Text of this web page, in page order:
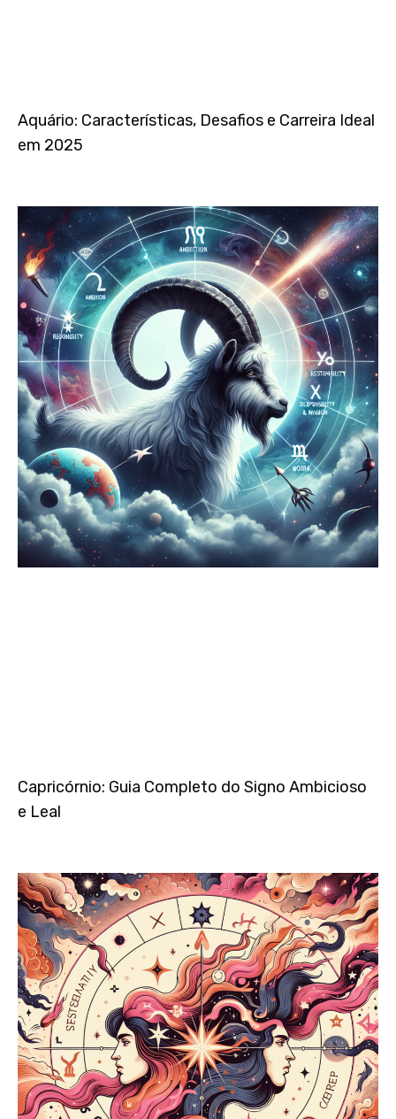
Aquário: Características, Desafios e Carreira Ideal
em 2025
Capricórnio: Guia Completo do Signo Ambicioso
e Leal